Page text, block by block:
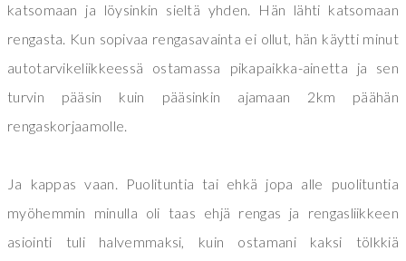
katsomaan ja löysinkin sieltä yhden. Hän lähti katsomaan
rengasta. Kun sopivaa rengasavainta ei ollut, hän käytti minut
autotarvikeliikkeessä ostamassa pikapaikka-ainetta ja sen
turvin pääsin kuin pääsinkin ajamaan 2km päähän
rengaskorjaamolle.
Ja kappas vaan. Puolituntia tai ehkä jopa alle puolituntia
myöhemmin minulla oli taas ehjä rengas ja rengasliikkeen
asiointi tuli halvemmaksi, kuin ostamani kaksi tölkkiä